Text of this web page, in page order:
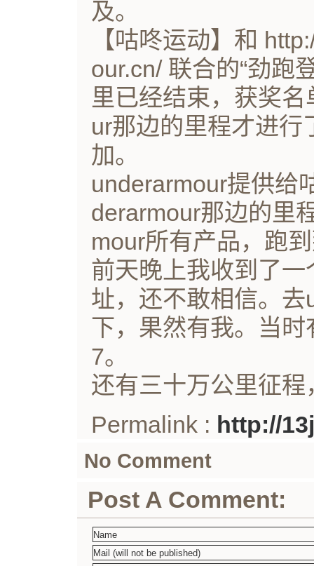
及。
【咕咚运动】和
our.cn/ 联合的“劲跑
里已经结束，获奖
ur那边的里程才进行
加。
underarmour提供给
derarmour那边的里
mour所有产品，跑
前天晚上我收到了
址，还不敢相信。
下，果然有我。当
7。
还有三十万公里征
Permalink : http://
No Comment
Post A Comment: